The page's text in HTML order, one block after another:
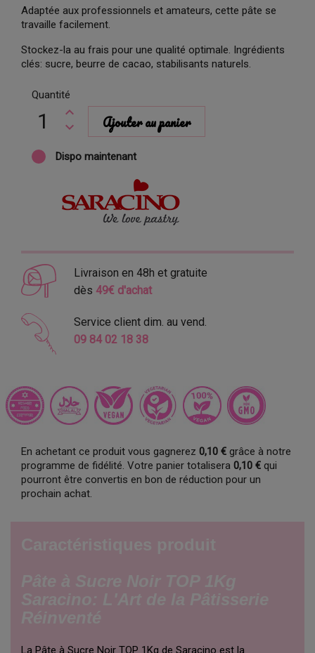
Adaptée aux professionnels et amateurs, cette pâte se
travaille facilement.
Stockez-la au frais pour une qualité optimale. Ingrédients
clés: sucre, beurre de cacao, stabilisants naturels.
Quantité
Ajouter au panier
Dispo maintenant
Livraison en 48h et gratuite
dès 49€ d'achat
Service client dim. au vend.
09 84 02 18 38
En achetant ce produit vous gagnerez 0,10 € grâce à notre
programme de fidélité. Votre panier totalisera 0,10 € qui
pourront être convertis en bon de réduction pour un
prochain achat.
La Pâte à Sucre Noir TOP 1Kg de Saracino est la